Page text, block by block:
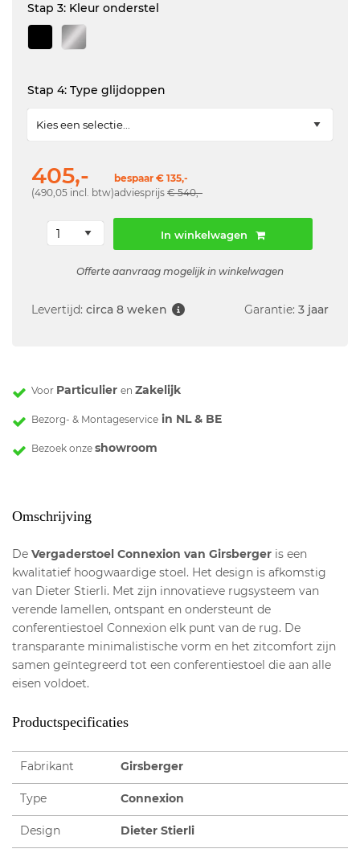
Stap 3: Kleur onderstel
Stap 4: Type glijdoppen
405,-
(490,05 incl. btw)
bespaar € 135,-
adviesprijs € 540,-
In winkelwagen
Offerte aanvraag mogelijk in winkelwagen
Levertijd: circa 8 weken Garantie: 3 jaar
Voor Particulier en Zakelijk
Bezorg- & Montageservice in NL & BE
Bezoek onze showroom
Omschrijving
De Vergaderstoel Connexion van Girsberger is een
kwalitatief hoogwaardige stoel. Het design is afkomstig
van Dieter Stierli. Met zijn innovatieve rugsysteem van
verende lamellen, ontspant en ondersteunt de
conferentiestoel Connexion elk punt van de rug. De
transparante minimalistische vorm en het zitcomfort zijn
samen geïntegreerd tot een conferentiestoel die aan alle
eisen voldoet.
Productspecificaties
Fabrikant Girsberger
Type Connexion
Design Dieter Stierli